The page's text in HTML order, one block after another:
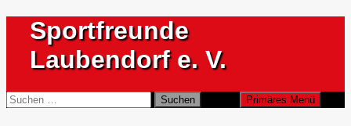
Inhalt
springen
Sportfreunde
Laubendorf e. V.
Suchen Primäres Menü
Suchen
nach: